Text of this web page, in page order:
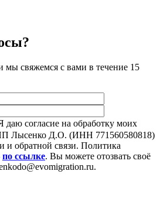
свяжемся с вами в течение 15
даю согласие на обработку моих
Лысенко Д.О. (ИНН 771560580818)
и обратной связи. Политика
по ссылке. Вы можете отозвать своё